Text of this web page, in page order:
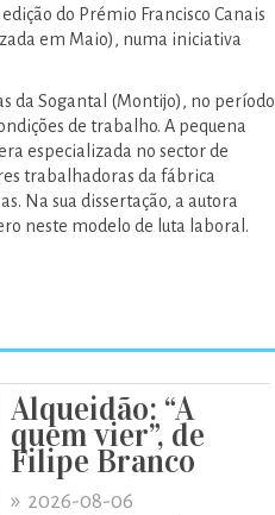
do Prémio Francisco Canais
em Maio), numa iniciativa
da Sogantal (Montijo), no período
de trabalho. A pequena
especializada no sector de
trabalhadoras da fábrica
Na sua dissertação, a autora
neste modelo de luta laboral.
Alqueidão: “A
quem vier”, de
Filipe Branco
» 2026-08-06